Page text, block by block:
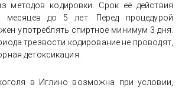
методов кодировки. Срок её действия
месяцев до 5 лет. Перед процедурой
употреблять спиртное минимум 3 дня.
трезвости кодирование не проводят,
детоксикация.
в Иглино возможна при условии,